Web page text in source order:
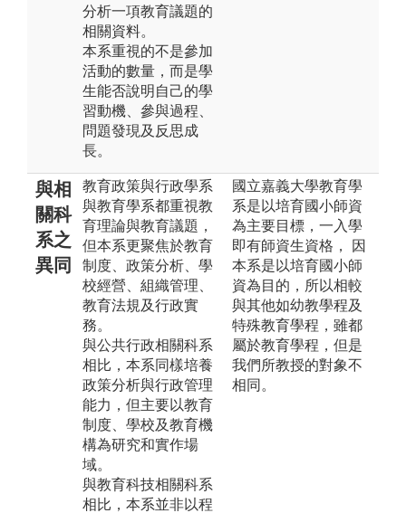
分析一項教育議題的
相關資料。
本系重視的不是參加
活動的數量，而是學
生能否說明自己的學
習動機、參與過程、
問題發現及反思成
長。
與相
關科
系之
異同
教育政策與行政學系
與教育學系都重視教
育理論與教育議題，
但本系更聚焦於教育
制度、政策分析、學
校經營、組織管理、
教育法規及行政實
務。
與公共行政相關科系
相比，本系同樣培養
政策分析與行政管理
能力，但主要以教育
制度、學校及教育機
構為研究和實作場
域。
與教育科技相關科系
相比，本系並非以程
國立嘉義大學教育學
系是以培育國小師資
為主要目標，一入學
即有師資生資格， 因
本系是以培育國小師
資為目的，所以相較
與其他如幼教學程及
特殊教育學程，雖都
屬於教育學程，但是
我們所教授的對象不
相同。